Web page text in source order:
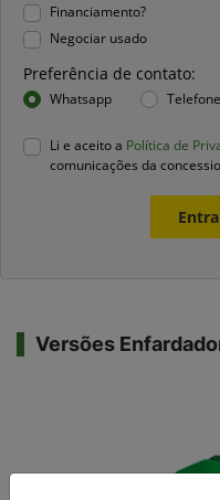
Financiamento?
Negociar usado
Preferência de contato:
Whatsapp Telefone
Li e aceito a Política de
comunicações da
Versões